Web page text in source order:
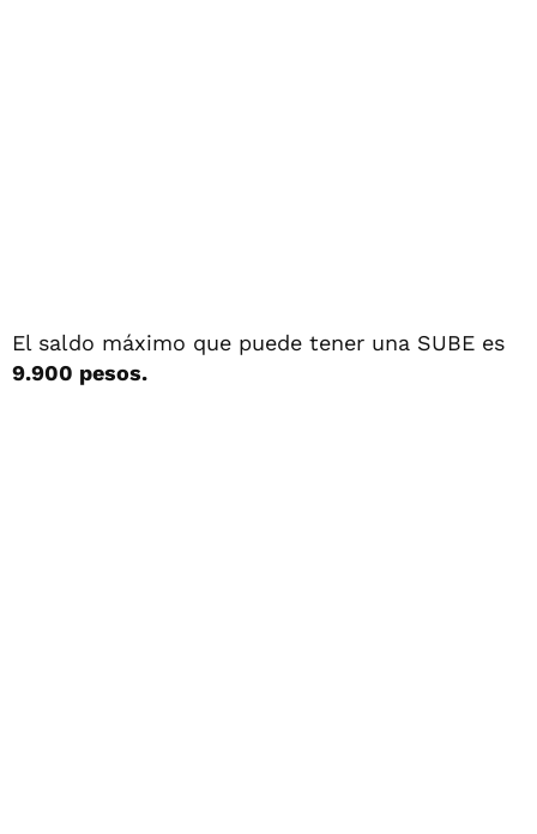
El saldo máximo que puede tener una SUBE es
9.900 pesos.